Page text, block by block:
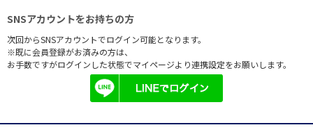
SNSアカウントをお持ちの方
次回からSNSアカウントでログイン可能となります。
※既に会員登録がお済みの方は、
お手数ですがログインした状態でマイページより連携設定をお願いします。